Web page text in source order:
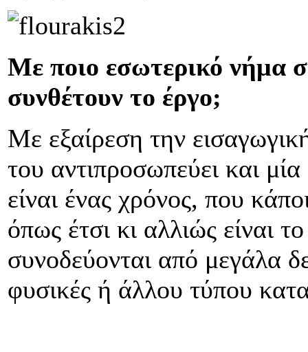
Με ποιο εσωτερικό νήμα
συνθέτουν το έργο;
Με εξαίρεση την
του αντιπροσωπεύει και
είναι ένας χρόνος, που
όπως έτσι κι αλλιώς είναι
συνοδεύονται από μεγάλα
φυσικές ή άλλου τύπου